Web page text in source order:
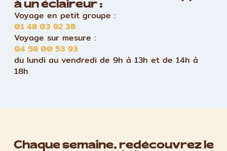
à un éclaireur :
Voyage en petit groupe :
01 48 03 92 38
Voyage sur mesure :
04 58 00 53 93
du lundi au vendredi de 9h à 13h et de 14h à
18h
Chaque semaine, redécouvrez le